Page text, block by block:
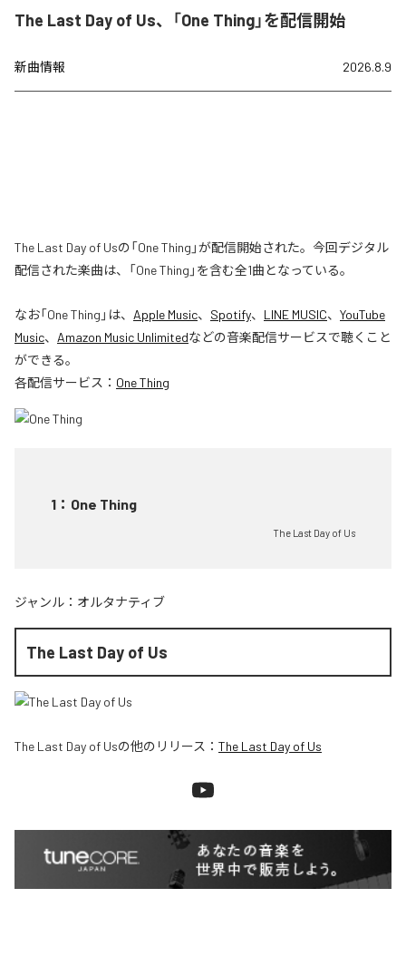
The Last Day of Us、「One Thing」を配信開始
新曲情報 2026.8.9
The Last Day of Usの「One Thing」が配信開始された。今回デジタル
配信された楽曲は、「One Thing」を含む全1曲となっている。
なお「One Thing 」は、 Apple Music、 Spotify、 LINE MUSIC、 YouTube
Music、 Amazon Music Unlimitedなどの音楽配信サービスで聴くこと
ができる。
各配信サービス： One Thing
1 ： One Thing
The Last Day of Us
ジャンル： オルタナティブ
The Last Day of Us
The Last Day of Usの他のリリース： The Last Day of Us